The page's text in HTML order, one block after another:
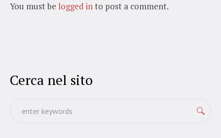
You must be logged into post a comment.
Cerca nel sito